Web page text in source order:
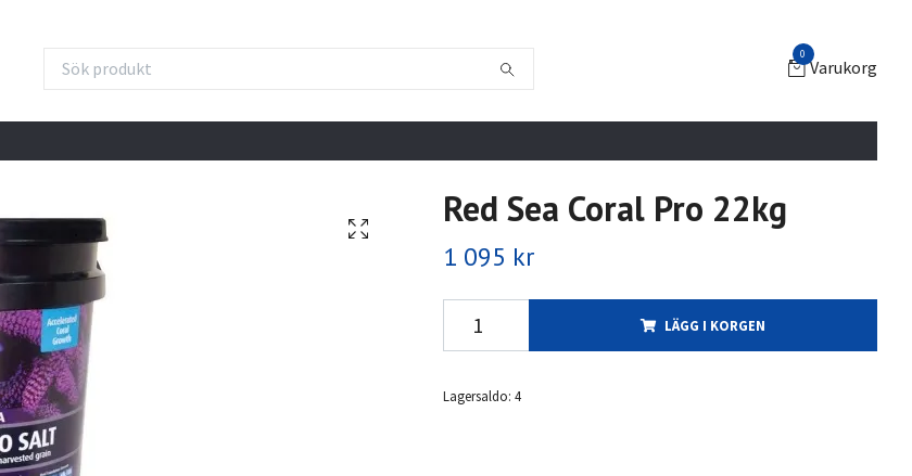
0
Varukorg
Red Sea Coral Pro 22kg
1 095 kr
LÄGG I KORGEN
Lagersaldo: 4